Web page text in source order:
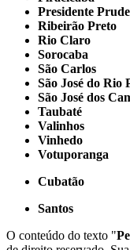
Presidente
Ribeirão Preto
Rio Claro
Sorocaba
São Carlos
São José do Rio
São José dos
Taubaté
Valinhos
Vinhedo
Votuporanga
Cubatão
Santos
O conteúdo do texto "